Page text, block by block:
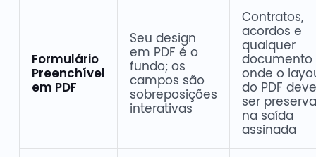
Formulário
Preenchível
em PDF
Seu design
em PDF é o
fundo; os
campos são
sobreposições
interativas
Contratos,
acordos e
qualquer
documento
onde o
do PDF deve
ser
na saída
assinada